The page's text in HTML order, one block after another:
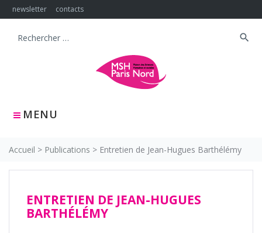
Skip
to
newsletter contacts
MENU
Search
search
Accueil > Publications > Entretien de Jean-Hugues Barthélémy
ENTRETIEN DE JEAN-HUGUES
BARTHÉLÉMY